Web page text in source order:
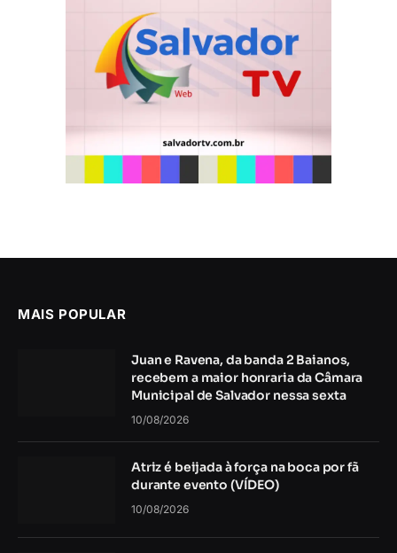
MAIS POPULAR
Juan e Ravena, da banda 2 Baianos,
recebem a maior honraria da Câmara
Municipal de Salvador nessa sexta
10/08/2026
Atriz é beijada à força na boca por fã
durante evento (VÍDEO)
10/08/2026